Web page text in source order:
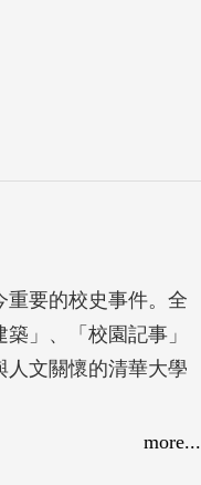
重要的校史事件。全
」、「校園記事」
人文關懷的清華大學
more...